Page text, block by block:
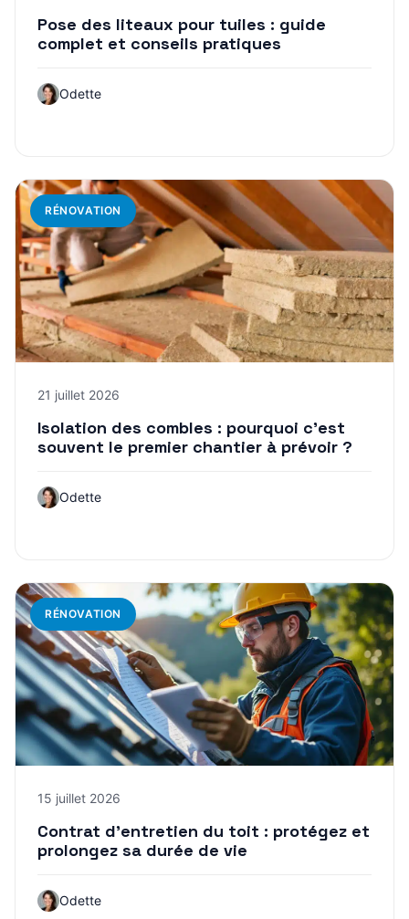
Pose des liteaux pour tuiles : guide
complet et conseils pratiques
Odette
RÉNOVATION
21 juillet 2026
Isolation des combles : pourquoi c’est
souvent le premier chantier à prévoir ?
Odette
RÉNOVATION
15 juillet 2026
Contrat d’entretien du toit : protégez et
prolongez sa durée de vie
Odette